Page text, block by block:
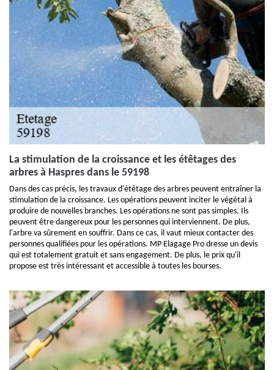
La stimulation de la croissance et les étêtages des
arbres à Haspres dans le 59198
Dans des cas précis, les travaux d'étêtage des arbres peuvent entraîner la
stimulation de la croissance. Les opérations peuvent inciter le végétal à
produire de nouvelles branches. Les opérations ne sont pas simples. Ils
peuvent être dangereux pour les personnes qui interviennent. De plus,
l'arbre va sûrement en souffrir. Dans ce cas, il vaut mieux contacter des
personnes qualifiées pour les opérations. MP Elagage Pro dresse un devis
qui est totalement gratuit et sans engagement. De plus, le prix qu'il
propose est très intéressant et accessible à toutes les bourses.